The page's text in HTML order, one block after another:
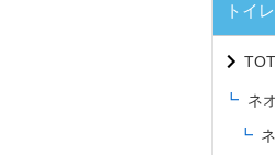
トイ
ネ